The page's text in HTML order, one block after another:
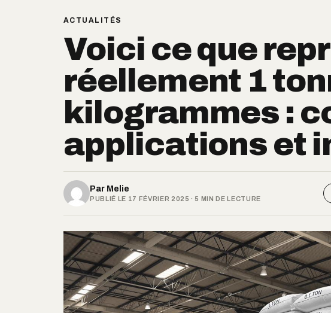
ACTUALITÉS
Voici ce que
réellement 1
kilogrammes :
applications et
Par Melie
PUBLIÉ LE 17 FÉVRIER 2025 · 5 MIN DE LECTURE